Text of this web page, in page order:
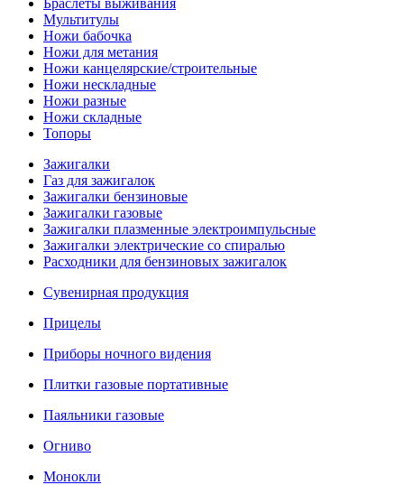
Браслеты выживания
Мультитулы
Ножи бабочка
Ножи для метания
Ножи канцелярские/строительные
Ножи нескладные
Ножи разные
Ножи складные
Топоры
Зажигалки
Газ для зажигалок
Зажигалки бензиновые
Зажигалки газовые
Зажигалки плазменные электроимпульсные
Зажигалки электрические со спиралью
Расходники для бензиновых зажигалок
Сувенирная продукция
Прицелы
Приборы ночного видения
Плитки газовые портативные
Паяльники газовые
Огниво
Монокли